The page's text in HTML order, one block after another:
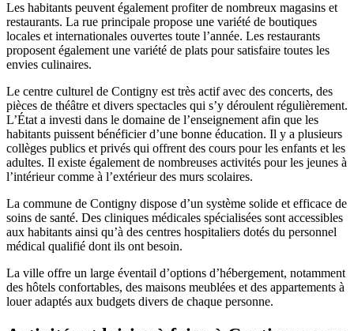
Les habitants peuvent également profiter de nombreux magasins et
restaurants. La rue principale propose une variété de boutiques
locales et internationales ouvertes toute l’année. Les restaurants
proposent également une variété de plats pour satisfaire toutes les
envies culinaires.
Le centre culturel de Contigny est très actif avec des concerts, des
pièces de théâtre et divers spectacles qui s’y déroulent régulièrement.
L’État a investi dans le domaine de l’enseignement afin que les
habitants puissent bénéficier d’une bonne éducation. Il y a plusieurs
collèges publics et privés qui offrent des cours pour les enfants et les
adultes. Il existe également de nombreuses activités pour les jeunes à
l’intérieur comme à l’extérieur des murs scolaires.
La commune de Contigny dispose d’un système solide et efficace de
soins de santé. Des cliniques médicales spécialisées sont accessibles
aux habitants ainsi qu’à des centres hospitaliers dotés du personnel
médical qualifié dont ils ont besoin.
La ville offre un large éventail d’options d’hébergement, notamment
des hôtels confortables, des maisons meublées et des appartements à
louer adaptés aux budgets divers de chaque personne.